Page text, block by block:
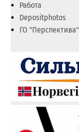
Работа
Depositphotos
ГО "Перспектива"